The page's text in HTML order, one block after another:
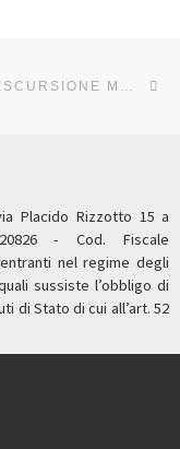
ALLA LISTA
Placido Rizzotto 15 a
- Cod. Fiscale
nel regime degli
sussiste l’obbligo di
di Stato di cui all’art. 52